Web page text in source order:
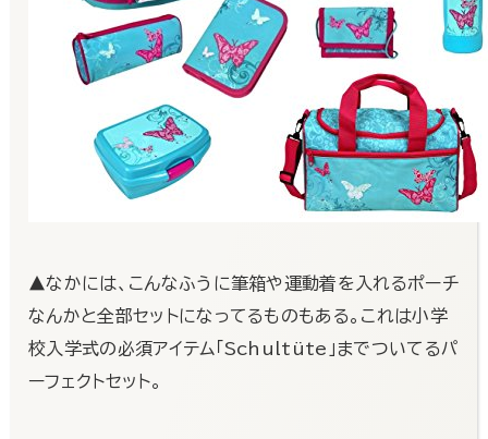
▲なかには、こんなふうに筆箱や運動着を入れるポーチ
なんかと全部セットになってるものもある。これは小学
校入学式の必須アイテム「Schultüte」までついてるパ
ーフェクトセット。